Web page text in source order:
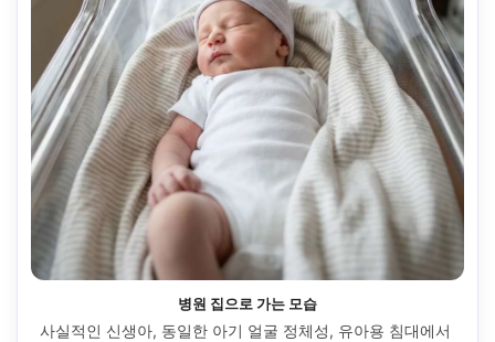
병원 집으로 가는 모습
사실적인 신생아, 동일한 아기 얼굴 정체성, 유아용 침대에서